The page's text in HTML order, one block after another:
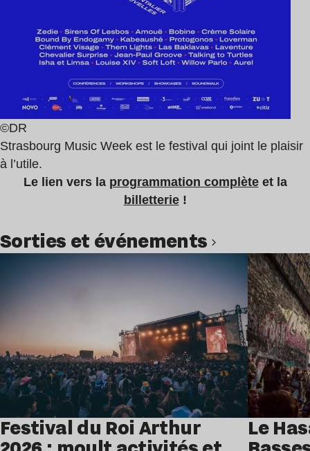
©DR
Strasbourg Music Week est le festival qui joint le plaisir
à l’utile.
Le lien vers la programmation complèteet la
billetterie!
Sorties et événements
Festival du Roi Arthur Le